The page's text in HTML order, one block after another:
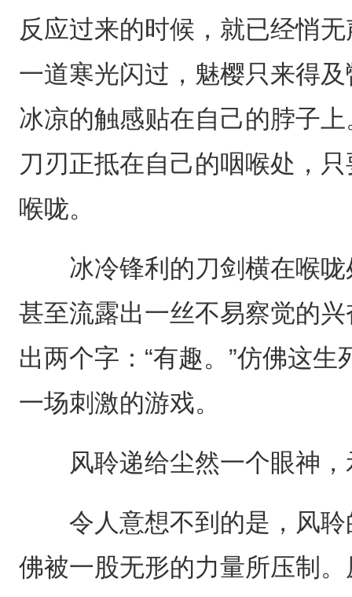
反应过来的时候，就已经悄
一道寒光闪过，魅樱只来得
冰凉的触感贴在自己的脖子
刀刃正抵在自己的咽喉处，
喉咙。
冰冷锋利的刀剑横在喉咙
甚至流露出一丝不易察觉的
出两个字：“有趣。”仿佛这
一场刺激的游戏。
风聆递给尘然一个眼神，
令人意想不到的是，风聆
佛被一股无形的力量所压制